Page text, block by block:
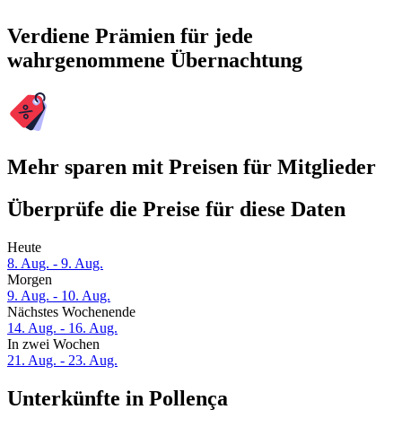
Verdiene Prämien für jede
wahrgenommene Übernachtung
Mehr sparen mit Preisen für Mitglieder
Überprüfe die Preise für diese Daten
Heute
8. Aug. - 9. Aug.
Morgen
9. Aug. - 10. Aug.
Nächstes Wochenende
14. Aug. - 16. Aug.
In zwei Wochen
21. Aug. - 23. Aug.
Unterkünfte in Pollença